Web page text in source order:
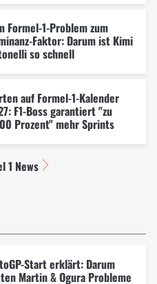
Formel-1-Problem zum
Faktor: Darum ist Kimi
so schnell
auf Formel-1-Kalender
F1-Boss garantiert "zu
Prozent" mehr Sprints
1 News
Start erklärt: Darum
Martin & Ogura Probleme